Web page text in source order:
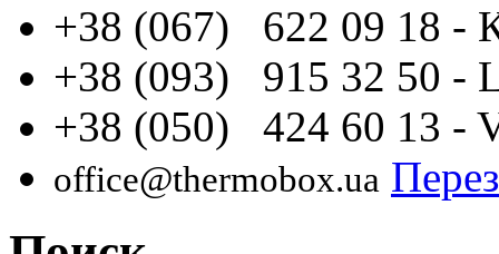
+38 (067) 622 09 18 -
+38 (093) 915 32 50 -
+38 (050) 424 60 13 -
office@thermobox.ua